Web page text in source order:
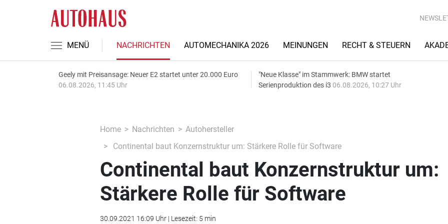
MENÜ NACHRICHTEN AUTOMECHANIKA 2026 MEINUNGEN RECHT & STEUERN
Geely mit Preisansage: Neuer E2 startet unter 20.000 Euro
06.08.2026, 11:45 Uhr
"Neue Klasse" im Stammwerk: BMW startet
Serienproduktion des i3 06.08.2026, 10:27 Uhr
Home Nachrichten
Autohersteller
Continental baut Konzernstruktur um: Stärkere Rolle für Software
Continental baut Konzernstruktur um:
Stärkere Rolle für Software
30.09.2021 16:09 Uhr | Lesezeit: 5 min